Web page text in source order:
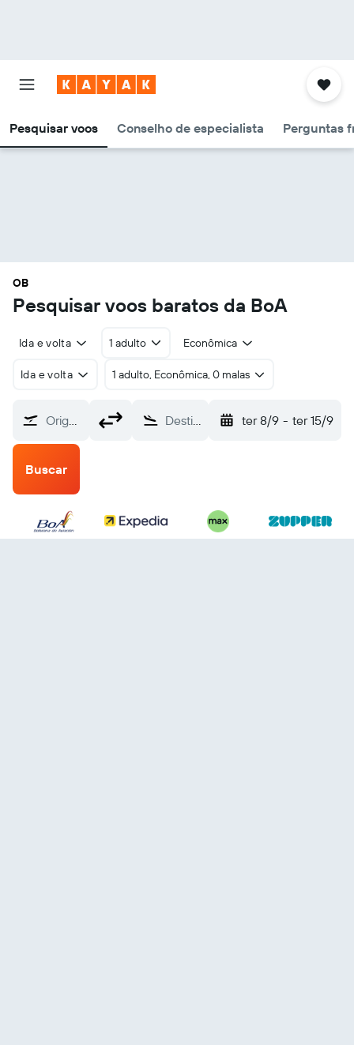
Pesquisar voos Conselho de especialista Perguntas
OB
Pesquisar voos baratos da BoA
Ida e volta 1 adulto Econômica
Ida e volta 1 adulto, Econômica, 0 malas
Origem Destino ter 8/9 - ter 15/9
Buscar